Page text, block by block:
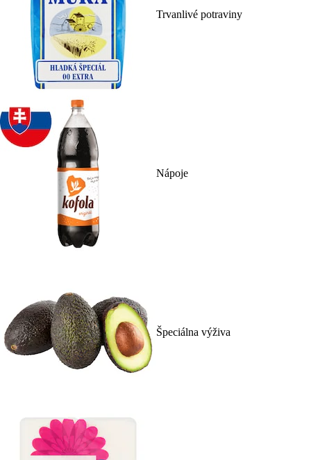
Trvanlivé potraviny
Nápoje
Špeciálna výživa